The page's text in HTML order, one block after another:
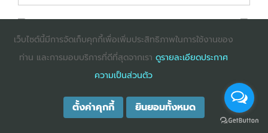
: InternetExplorer เวอร์ชั่น 10 ขึ้นไป
: Chrome เวอร์ชั่น 58 ขึ้นไป
COPYRIGHT ©2025DHARMNITI SEMINAR AND TRAINING CO., LTDALL
RIGHTS RESERVED. E-COMMERCIAL REGISTRATION 0105529026680
เว็บไซต์นี้มีการจัดเก็บคุกกี้เพื่อเพิ่มประสิทธิภาพในการใช้งานของ
ท่าน และการมอบบริการที่ดีที่สุดจากเรา ดูรายละเอียดประกาศ
ความเป็นส่วนตัว
ตั้งค่าคุกกี้ ยินยอมทั้งหมด